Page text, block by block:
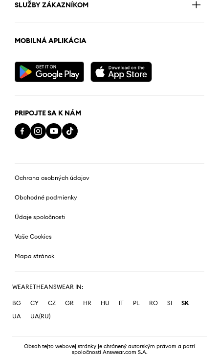
SLUŽBY ZÁKAZNÍKOM
MOBILNÁ APLIKÁCIA
PRIPOJTE SA K NÁM
Ochrana osobných údajov
Obchodné podmienky
Údaje spoločnosti
Vaše Cookies
Mapa stránok
WEARETHEANSWEAR IN:
BG CY CZ GR HR HU IT PL RO SI
SK
UA
UA(RU)
Obsah tejto webovej stránky je chránený autorským právom a patrí
spoločnosti Answear.com S.A.